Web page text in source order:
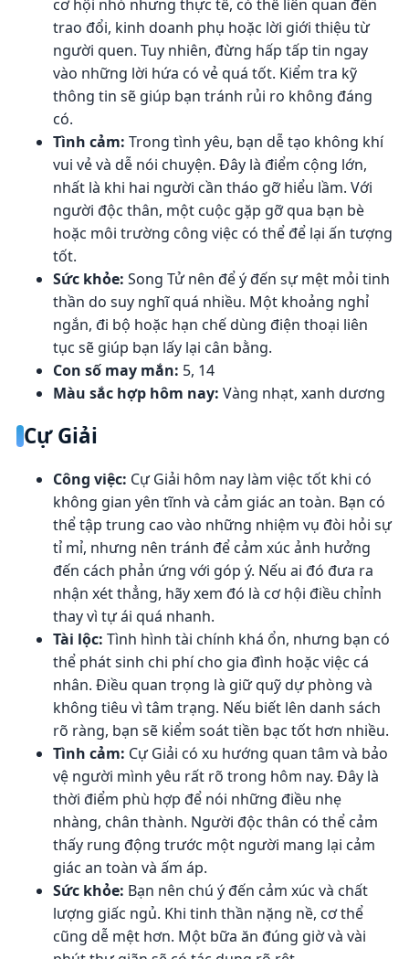
cơ hội nhỏ nhưng thực tế, có thể liên quan đến
trao đổi, kinh doanh phụ hoặc lời giới thiệu từ
người quen. Tuy nhiên, đừng hấp tấp tin ngay
vào những lời hứa có vẻ quá tốt. Kiểm tra kỹ
thông tin sẽ giúp bạn tránh rủi ro không đáng
có.
Tình cảm: Trong tình yêu, bạn dễ tạo không khí
vui vẻ và dễ nói chuyện. Đây là điểm cộng lớn,
nhất là khi hai người cần tháo gỡ hiểu lầm. Với
người độc thân, một cuộc gặp gỡ qua bạn bè
hoặc môi trường công việc có thể để lại ấn tượng
tốt.
Sức khỏe: Song Tử nên để ý đến sự mệt mỏi tinh
thần do suy nghĩ quá nhiều. Một khoảng nghỉ
ngắn, đi bộ hoặc hạn chế dùng điện thoại liên
tục sẽ giúp bạn lấy lại cân bằng.
Con số may mắn: 5, 14
Màu sắc hợp hôm nay: Vàng nhạt, xanh dương
Cự Giải
Công việc: Cự Giải hôm nay làm việc tốt khi có
không gian yên tĩnh và cảm giác an toàn. Bạn có
thể tập trung cao vào những nhiệm vụ đòi hỏi sự
tỉ mỉ, nhưng nên tránh để cảm xúc ảnh hưởng
đến cách phản ứng với góp ý. Nếu ai đó đưa ra
nhận xét thẳng, hãy xem đó là cơ hội điều chỉnh
thay vì tự ái quá nhanh.
Tài lộc: Tình hình tài chính khá ổn, nhưng bạn có
thể phát sinh chi phí cho gia đình hoặc việc cá
nhân. Điều quan trọng là giữ quỹ dự phòng và
không tiêu vì tâm trạng. Nếu biết lên danh sách
rõ ràng, bạn sẽ kiểm soát tiền bạc tốt hơn nhiều.
Tình cảm: Cự Giải có xu hướng quan tâm và bảo
vệ người mình yêu rất rõ trong hôm nay. Đây là
thời điểm phù hợp để nói những điều nhẹ
nhàng, chân thành. Người độc thân có thể cảm
thấy rung động trước một người mang lại cảm
giác an toàn và ấm áp.
Sức khỏe: Bạn nên chú ý đến cảm xúc và chất
lượng giấc ngủ. Khi tinh thần nặng nề, cơ thể
cũng dễ mệt hơn. Một bữa ăn đúng giờ và vài